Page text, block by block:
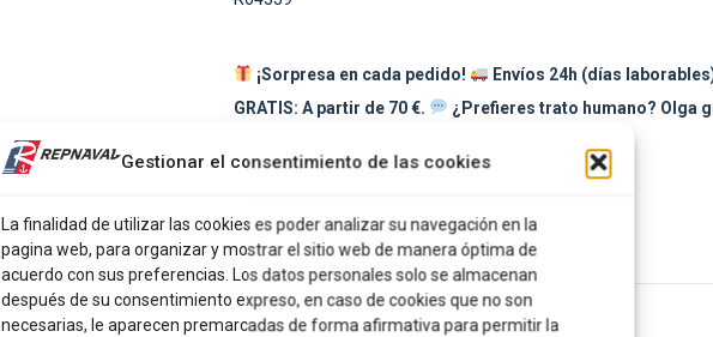
Gestionar el consentimiento de las cookies
La finalidad de utilizar las cookies es poder analizar su navegación en la
pagina web, para organizar y mostrar el sitio web de manera óptima de
acuerdo con sus preferencias. Los datos personales solo se almacenan
después de su consentimiento expreso, en caso de cookies que no son
necesarias, le aparecen premarcadas de forma afirmativa para permitir la
¡Sorpresa en cada pedido! Envíos 24h (días
GRATIS: A partir de 70 €.
¿Prefieres trato humano? Olga
on
X
PinterestFacebook
on
LinkedIn
on
WhatsApp